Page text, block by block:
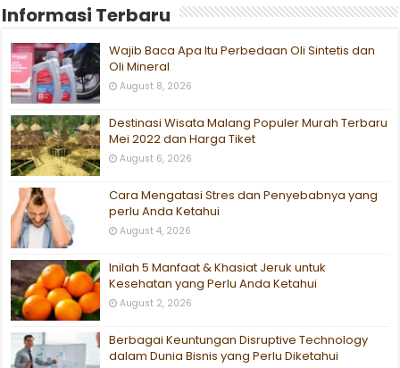
Informasi Terbaru
Wajib Baca Apa Itu Perbedaan Oli Sintetis dan
Oli Mineral
August 8, 2026
Destinasi Wisata Malang Populer Murah Terbaru
Mei 2022 dan Harga Tiket
August 6, 2026
Cara Mengatasi Stres dan Penyebabnya yang
perlu Anda Ketahui
August 4, 2026
Inilah 5 Manfaat & Khasiat Jeruk untuk
Kesehatan yang Perlu Anda Ketahui
August 2, 2026
Berbagai Keuntungan Disruptive Technology
dalam Dunia Bisnis yang Perlu Diketahui